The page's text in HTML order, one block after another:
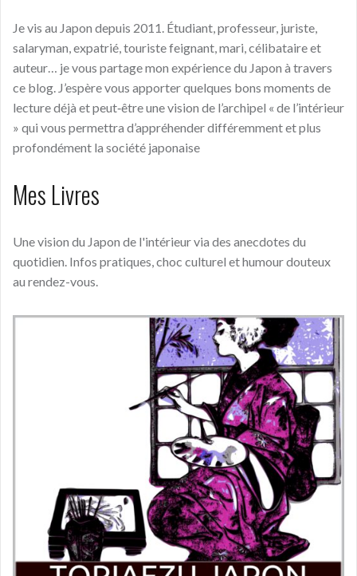
Je vis au Japon depuis 2011. Étudiant, professeur, juriste,
salaryman, expatrié, touriste feignant, mari, célibataire et
auteur… je vous partage mon expérience du Japon à travers
ce blog. J’espère vous apporter quelques bons moments de
lecture déjà et peut‑être une vision de l’archipel « de l’intérieur
» qui vous permettra d’appréhender différemment et plus
profondément la société japonaise
Mes Livres
Une vision du Japon de l'intérieur via des anecdotes du
quotidien. Infos pratiques, choc culturel et humour douteux
au rendez-vous.